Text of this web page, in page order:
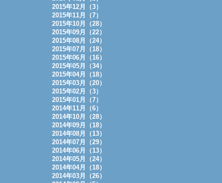
2015年12月（3）
2015年11月（7）
2015年10月（28）
2015年09月（22）
2015年08月（24）
2015年07月（18）
2015年06月（16）
2015年05月（34）
2015年04月（18）
2015年03月（20）
2015年02月（3）
2015年01月（7）
2014年11月（6）
2014年10月（28）
2014年09月（18）
2014年08月（13）
2014年07月（29）
2014年06月（13）
2014年05月（24）
2014年04月（18）
2014年03月（26）